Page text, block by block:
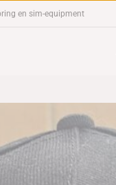
en sim-equipment